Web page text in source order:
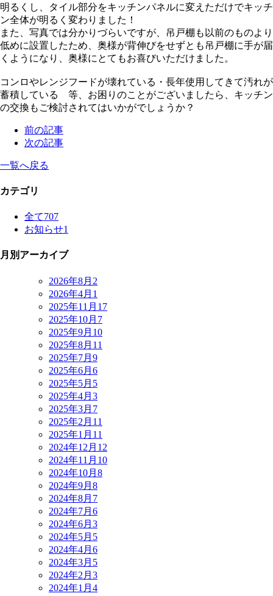
明るくし、タイル部分をキッチンパネルに変えただけでキッチ
ン全体が明るく変わりました！
また、写真では分かりづらいですが、吊戸棚も以前のものより
低めに設置したため、奥様が背伸びをせずとも吊戸棚に手が届
くようになり、奥様にとてもお喜びいただけました。
コンロやレンジフードが壊れている・長年使用してきて汚れが
蓄積している 等、お困りのことがございましたら、キッチン
の交換もご検討されてはいかがでしょうか？
前の記事
次の記事
一覧へ戻る
カテゴリ
全て707
お知らせ1
月別アーカイブ
2026年8月 2
2026年4月 1
2025年11月 17
2025年10月 7
2025年9月 10
2025年8月 11
2025年7月 9
2025年6月 6
2025年5月 5
2025年4月 3
2025年3月 7
2025年2月 11
2025年1月 11
2024年12月 12
2024年11月 10
2024年10月 8
2024年9月 8
2024年8月 7
2024年7月 6
2024年6月 3
2024年5月 5
2024年4月 6
2024年3月 5
2024年2月 3
2024年1月 4